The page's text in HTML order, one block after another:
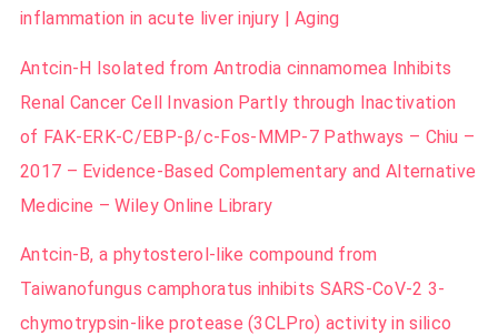
inflammation in acute liver injury | Aging
Antcin‐H Isolated from Antrodia cinnamomea Inhibits
Renal Cancer Cell Invasion Partly through Inactivation
of FAK‐ERK‐C/EBP‐β/c‐Fos‐MMP‐7 Pathways – Chiu –
2017 – Evidence-Based Complementary and Alternative
Medicine – Wiley Online Library
Antcin-B, a phytosterol-like compound from
Taiwanofungus camphoratus inhibits SARS-CoV-2 3-
chymotrypsin-like protease (3CLPro) activity in silico